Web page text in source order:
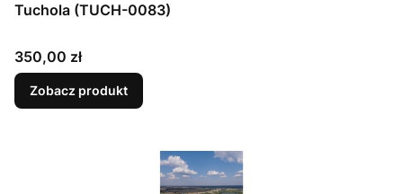
Tuchola (TUCH-0083)
Cena
350,00 zł
Zobacz produkt